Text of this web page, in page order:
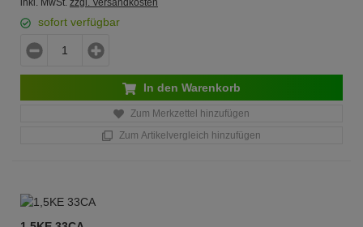
inkl. MwSt. zzgl. Versandkosten
sofort verfügbar
In den Warenkorb
Zum Merkzettel hinzufügen
Zum Artikelvergleich hinzufügen